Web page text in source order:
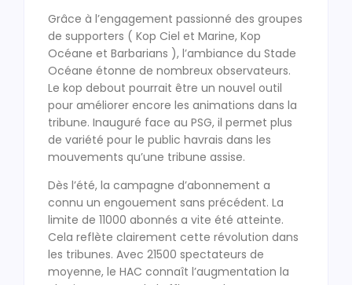
Grâce à l’engagement passionné des groupes
de supporters ( Kop Ciel et Marine, Kop
Océane et Barbarians ), l’ambiance du Stade
Océane étonne de nombreux observateurs.
Le kop debout pourrait être un nouvel outil
pour améliorer encore les animations dans la
tribune. Inauguré face au PSG, il permet plus
de variété pour le public havrais dans les
mouvements qu’une tribune assise.
Dès l’été, la campagne d’abonnement a
connu un engouement sans précédent. La
limite de 11000 abonnés a vite été atteinte.
Cela reflète clairement cette révolution dans
les tribunes. Avec 21500 spectateurs de
moyenne, le HAC connaît l’augmentation la